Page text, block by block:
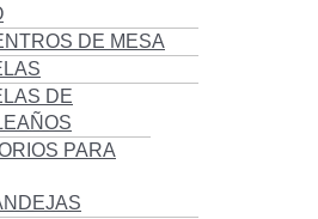
DE MESA
DE
PARA